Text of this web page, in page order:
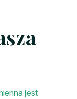
jest